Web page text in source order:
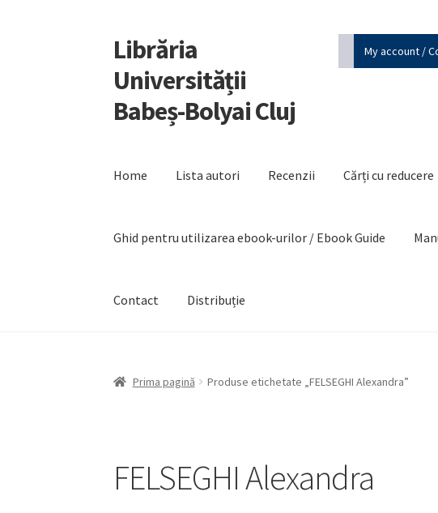
Sari
la
navigare
Sari
la
conținut
Librăria
Universității
Babeș-Bolyai Cluj
My account /
Home Lista autori Recenzii Cărți cu reducere
Ghid pentru utilizarea ebook-urilor / Ebook Guide
Contact Distribuție
Prima pagină Produse etichetate „FELSEGHI Alexandra”
FELSEGHI Alexandra